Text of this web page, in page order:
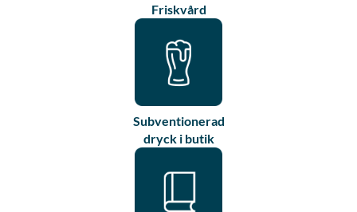
Friskvård
Subventionerad
dryck i butik